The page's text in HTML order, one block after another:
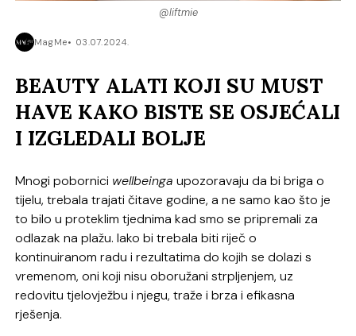
@liftmie
MagMe 03.07.2024.
BEAUTY ALATI KOJI SU MUST
HAVE KAKO BISTE SE OSJEĆALI
I IZGLEDALI BOLJE
Mnogi pobornici wellbeinga upozoravaju da bi briga o
tijelu, trebala trajati čitave godine, a ne samo kao što je
to bilo u proteklim tjednima kad smo se pripremali za
odlazak na plažu. Iako bi trebala biti riječ o
kontinuiranom radu i rezultatima do kojih se dolazi s
vremenom, oni koji nisu oboružani strpljenjem, uz
redovitu tjelovježbu i njegu, traže i brza i efikasna
rješenja.